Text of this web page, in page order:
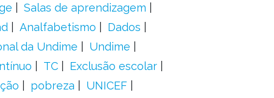
Salas de aprendizagem
Analfabetismo
Dados
da Undime
Undime
TC
Exclusão escolar
pobreza
UNICEF